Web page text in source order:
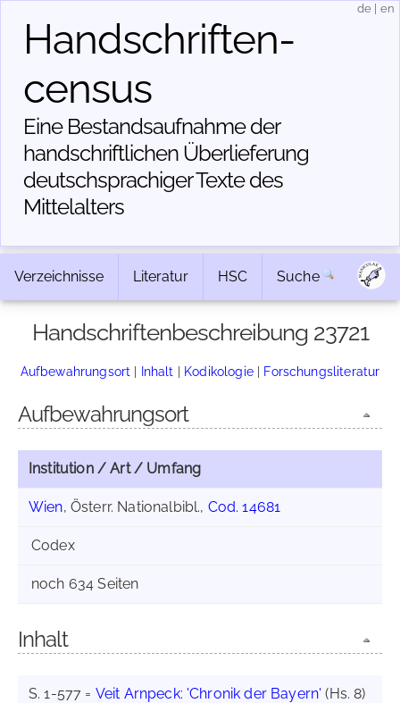
Handschriften­
census
Eine Bestandsaufnahme der
handschriftlichen Über­lieferung
deutschsprachiger Texte des
Mittelalters
de en
Verzeichnisse Literatur HSC Suche
Handschriftenbeschreibung 23721
Aufbewahrungsort | Inhalt | Kodikologie| Forschungsliteratur
Aufbewahrungsort
Institution / Art / Umfang
Wien, Österr. Nationalbibl., Cod. 14681
Codex
noch 634 Seiten
Inhalt
S. 1-577 = Veit Arnpeck: 'Chronik der Bayern' (Hs. 8)